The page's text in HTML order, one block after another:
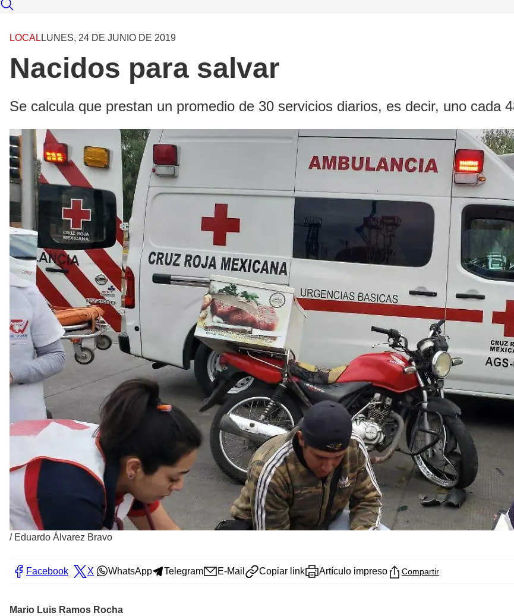
LOCAL LUNES, 24 DE JUNIO DE 2019
Nacidos para salvar
Se calcula que prestan un promedio de 30 servicios diarios, es decir, uno cada
/ Eduardo Álvarez Bravo
Facebook X WhatsApp Telegram E-Mail Copiar link Artículo impreso Compartir
Mario Luis Ramos Rocha